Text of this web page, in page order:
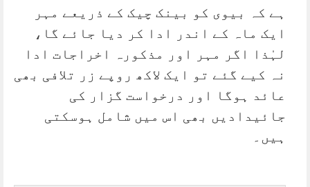
ہے کہ بیوی کو بینک چیک کے ذریعے مہر
ایک ماہ کے اندر ادا کر دیا جائے گا،
لہٰذا اگر مہر اور مذکورہ اخراجات ادا
نہ کیے گئے تو ایک لاکھ روپے زر تلافی بھی
عائد ہوگا اور درخواست گزار کی
جائیدادیں بھی اس میں شامل ہوسکتی
ہیں۔